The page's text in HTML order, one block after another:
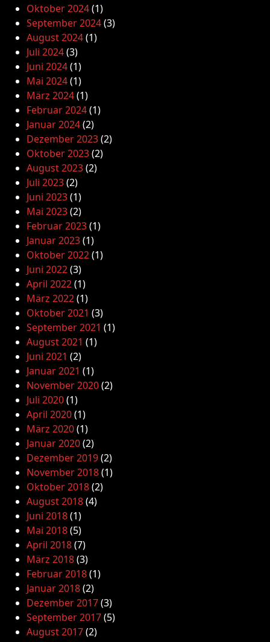
Oktober 2024(1)
September 2024(3)
August 2024(1)
Juli 2024(3)
Juni 2024(1)
Mai 2024(1)
März 2024(1)
Februar 2024(1)
Januar 2024(2)
Dezember 2023(2)
Oktober 2023(2)
August 2023(2)
Juli 2023(2)
Juni 2023(1)
Mai 2023(2)
Februar 2023(1)
Januar 2023(1)
Oktober 2022(1)
Juni 2022(3)
April 2022(1)
März 2022(1)
Oktober 2021 (3)
September 2021 (1)
August 2021 (1)
Juni 2021 (2)
Januar 2021 (1)
November 2020(2)
Juli 2020(1)
April 2020(1)
März 2020(1)
Januar 2020(2)
Dezember 2019(2)
November 2018(1)
Oktober 2018(2)
August 2018(4)
Juni 2018(1)
Mai 2018(5)
April 2018(7)
März 2018(3)
Februar 2018(1)
Januar 2018(2)
Dezember 2017(3)
September 2017(5)
August 2017(2)